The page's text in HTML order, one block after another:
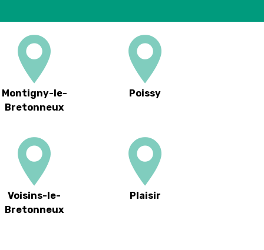
Montigny-le-
Bretonneux
Poissy
Voisins-le-
Bretonneux
Plaisir